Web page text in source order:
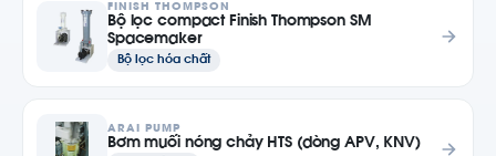
FINISH THOMPSON
Bộ lọc compact Finish Thompson SM
Spacemaker
Bộ lọc hóa chất
ARAI PUMP
Bơm muối nóng chảy HTS (dòng APV, KNV)